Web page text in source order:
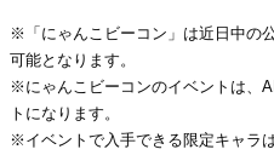
※「にゃんこビーコン」は近日中の
可能となります。
※にゃんこビーコンのイベントは、
トになります。
※イベントで入手できる限定キャラ